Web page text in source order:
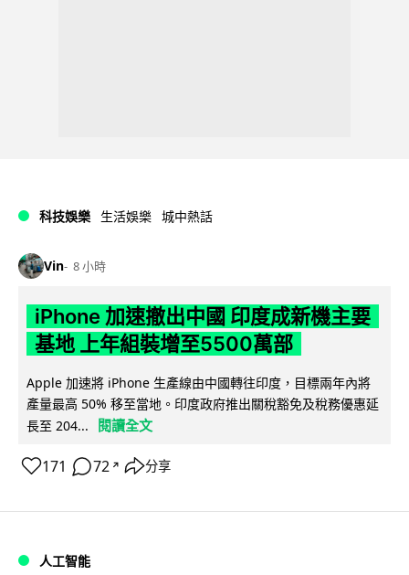
科技娛樂 生活娛樂 城中熱話
Vin 8 小時
iPhone 加速撤出中國 印度成新機主要
基地 上年組裝增至5500萬部
Apple 加速將 iPhone 生產線由中國轉往印度，目標兩年內將
產量最高 50% 移至當地。印度政府推出關稅豁免及稅務優惠延
長至 204...
閱讀全文
171 72 ↗ 分享
人工智能